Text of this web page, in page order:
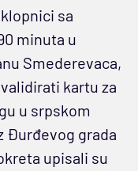
sa
minuta u
Smederevaca,
kartu za
u srpskom
Đurđevog grada
upisali su